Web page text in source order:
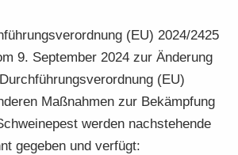
(EU) 2024/2425
9. Sep­tem­ber 2024 zur Än­de­rung
(EU)
Maß­nah­men zur Be­kämp­fung
wer­den nach­ste­hen­de
ge­ge­ben und ver­fügt: